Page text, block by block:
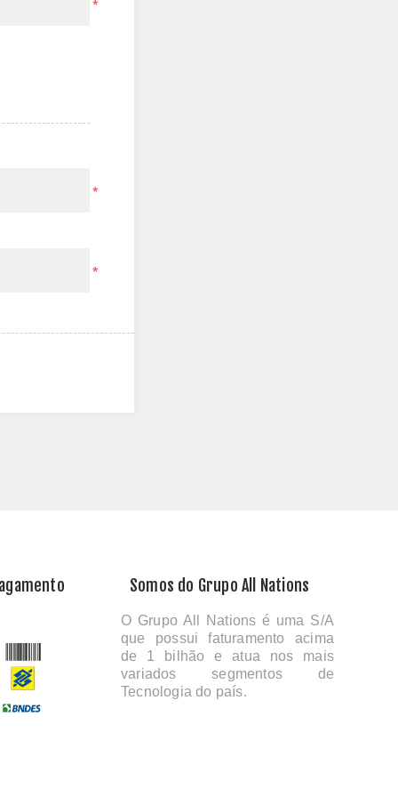
*
*
*
Somos do Grupo All Nations
O Grupo All Nations é uma S/A
que possui faturamento acima
de 1 bilhão e atua nos mais
variados segmentos de
Tecnologia do país.